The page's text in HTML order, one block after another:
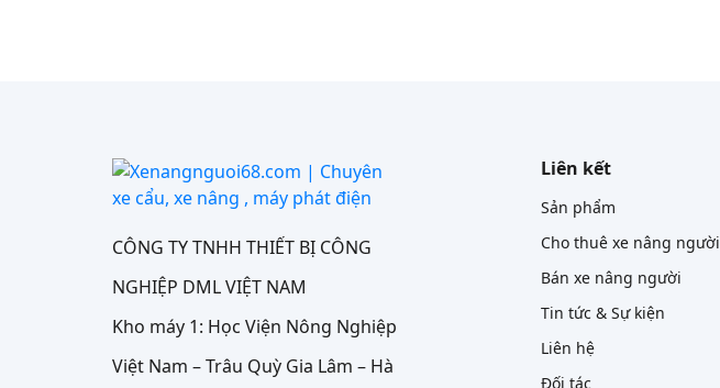
CÔNG TY TNHH THIẾT BỊ CÔNG
NGHIỆP DML VIỆT NAM
Kho máy 1: Học Viện Nông Nghiệp
Việt Nam – Trâu Quỳ Gia Lâm – Hà
Liên kết
Sản phẩm
Cho thuê xe nâng người
Bán xe nâng người
Tin tức & Sự kiện
Liên hệ
Đối tác